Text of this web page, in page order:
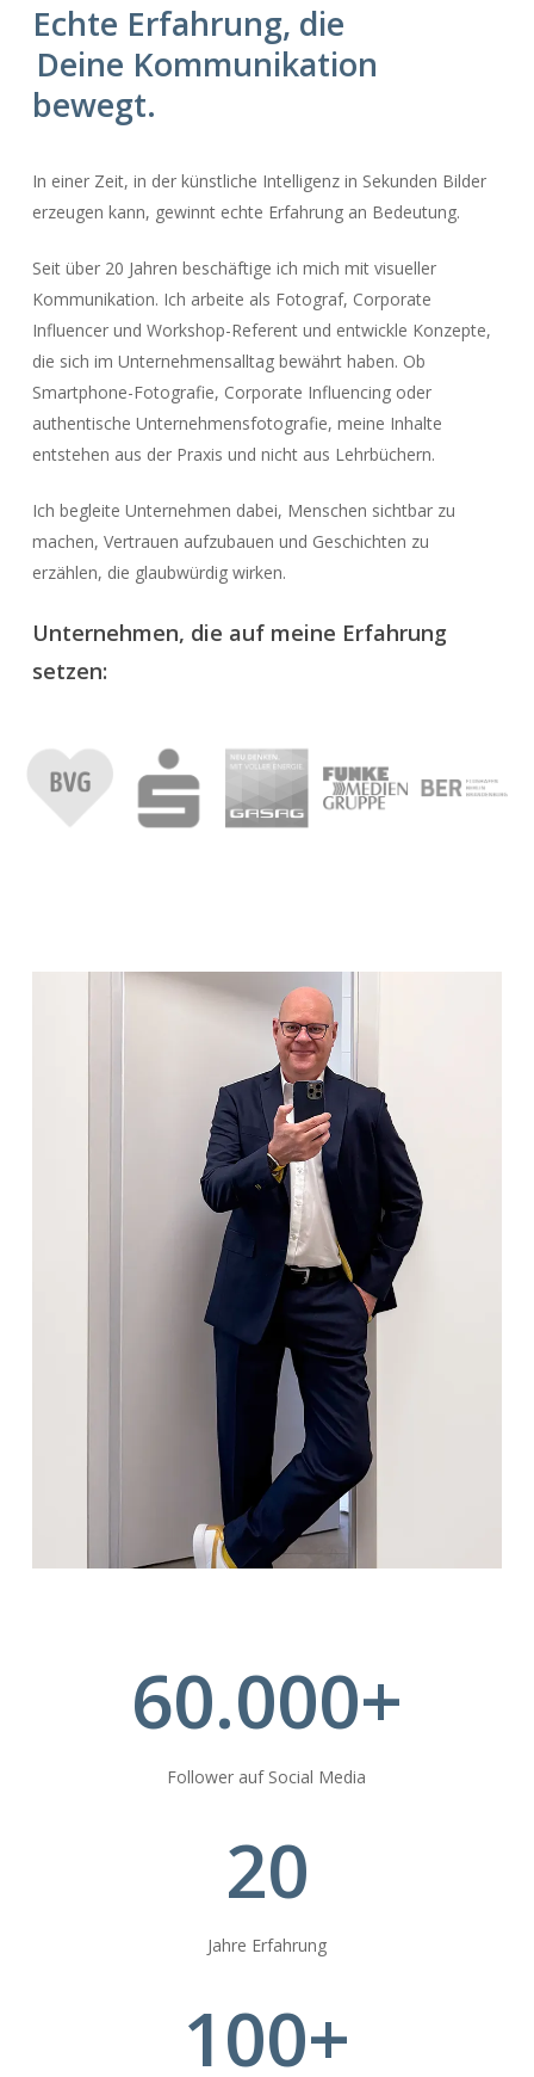
Echte Erfahrung, die
Deine Kommunikation
bewegt.
In einer Zeit, in der künstliche Intelligenz in Sekunden Bilder
erzeugen kann, gewinnt echte Erfahrung an Bedeutung.
Seit über 20 Jahren beschäftige ich mich mit visueller
Kommunikation. Ich arbeite als Fotograf, Corporate
Influencer und Workshop-Referent und entwickle Konzepte,
die sich im Unternehmensalltag bewährt haben. Ob
Smartphone-Fotografie, Corporate Influencing oder
authentische Unternehmensfotografie, meine Inhalte
entstehen aus der Praxis und nicht aus Lehrbüchern.
Ich begleite Unternehmen dabei, Menschen sichtbar zu
machen, Vertrauen aufzubauen und Geschichten zu
erzählen, die glaubwürdig wirken.
Unternehmen, die auf meine Erfahrung
setzen:
60.000+
Follower auf Social Media
20
Jahre Erfahrung
100+